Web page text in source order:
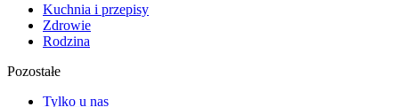
Kuchnia i przepisy
Zdrowie
Rodzina
Pozostałe
Tylko u nas